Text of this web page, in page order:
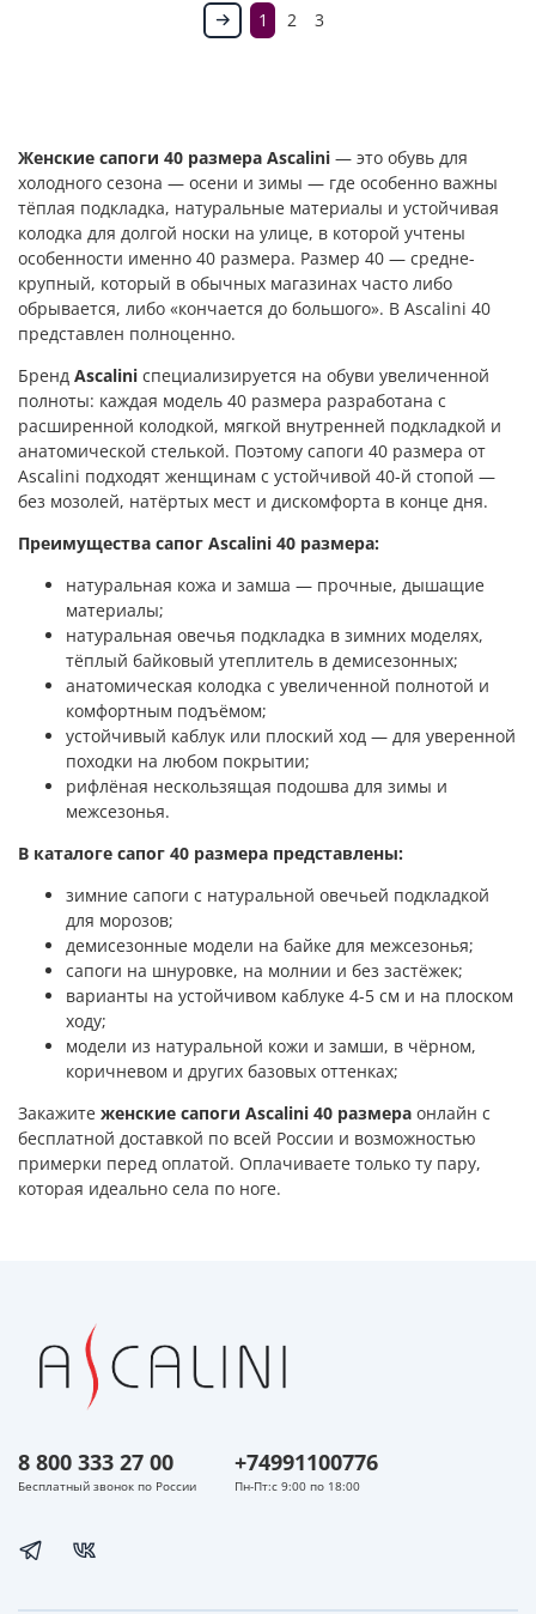
1 2 3
Женские сапоги 40 размера Ascalini — это обувь для
холодного сезона — осени и зимы — где особенно важны
тёплая подкладка, натуральные материалы и устойчивая
колодка для долгой носки на улице, в которой учтены
особенности именно 40 размера. Размер 40 — средне-
крупный, который в обычных магазинах часто либо
обрывается, либо «кончается до большого». В Ascalini 40
представлен полноценно.
Бренд Ascalini специализируется на обуви увеличенной
полноты: каждая модель 40 размера разработана с
расширенной колодкой, мягкой внутренней подкладкой и
анатомической стелькой. Поэтому сапоги 40 размера от
Ascalini подходят женщинам с устойчивой 40-й стопой —
без мозолей, натёртых мест и дискомфорта в конце дня.
Преимущества сапог Ascalini 40 размера:
натуральная кожа и замша — прочные, дышащие
материалы;
натуральная овечья подкладка в зимних моделях,
тёплый байковый утеплитель в демисезонных;
анатомическая колодка с увеличенной полнотой и
комфортным подъёмом;
устойчивый каблук или плоский ход — для уверенной
походки на любом покрытии;
рифлёная нескользящая подошва для зимы и
межсезонья.
В каталоге сапог 40 размера представлены:
зимние сапоги с натуральной овечьей подкладкой
для морозов;
демисезонные модели на байке для межсезонья;
сапоги на шнуровке, на молнии и без застёжек;
варианты на устойчивом каблуке 4-5 см и на плоском
ходу;
модели из натуральной кожи и замши, в чёрном,
коричневом и других базовых оттенках;
Закажите женские сапоги Ascalini 40 размера онлайн с
бесплатной доставкой по всей России и возможностью
примерки перед оплатой. Оплачиваете только ту пару,
которая идеально села по ноге.
8 800 333 27 00
Бесплатный звонок по России
+74991100776
Пн-Пт:с 9:00 по 18:00